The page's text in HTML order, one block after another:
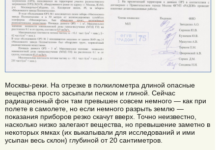
Москвы-реки. На отрезке в полкилометра длиной опасные
вещества просто засыпали песком и глиной. Сейчас
радиационный фон там превышен совсем немного — как при
полете в самолете, но если немного разрыть землю —
показания приборов резко скачут вверх. Точно неизвестно,
насколько низко залегают вещества, но превышение заметно в
некоторых ямках (их выкапывали для исследований и ими
усыпан весь склон) глубиной от 20 сантиметров.